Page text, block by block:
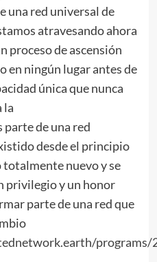
una red universal de
atravesando ahora
proceso de ascensión
en ningún lugar antes de
única que nunca
la
parte de una red
desde el principio
totalmente nuevo y se
privilegio y un honor
parte de una red que
programs/